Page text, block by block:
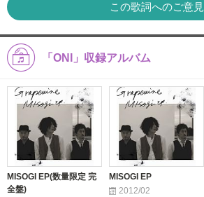
この歌詞へのご意見
「ONI」収録アルバム
MISOGI EP(数量限定 完
全盤)
MISOGI EP
2012/02